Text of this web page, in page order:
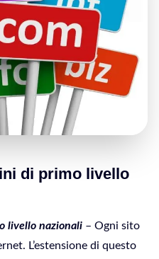
di primo livello
livello nazionali – Ogni sito
L’estensione di questo